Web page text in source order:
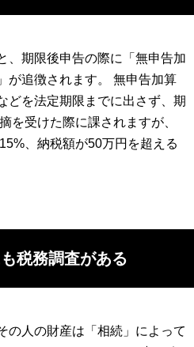
、期限後申告の際に「無申告加
が追徴されます。 無申告加算
どを法定期限までに出さず、期
を受けた際に課されますが、
、納税額が50万円を超える
税務調査がある
の人の財産は「相続」によって